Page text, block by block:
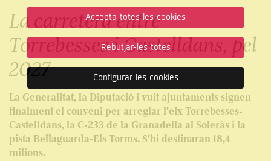
La carretera entre
Torrebesses i Castelldans, pel
2027
La Generalitat, la Diputació i vuit ajuntaments signen
finalment el conveni per arreglar l'eix Torrebesses-
Castelldans, la C-233 de la Granadella al Soleràs i la
pista Bellaguarda-Els Torms. S'hi destinaran 18,4
milions.
Accepta totes les cookies
Rebutjar-les totes
Configurar les cookies